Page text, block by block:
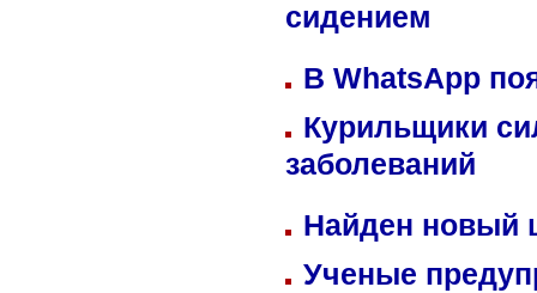
сидением
В WhatsApp
Курильщики
заболеваний
Найден
Ученые